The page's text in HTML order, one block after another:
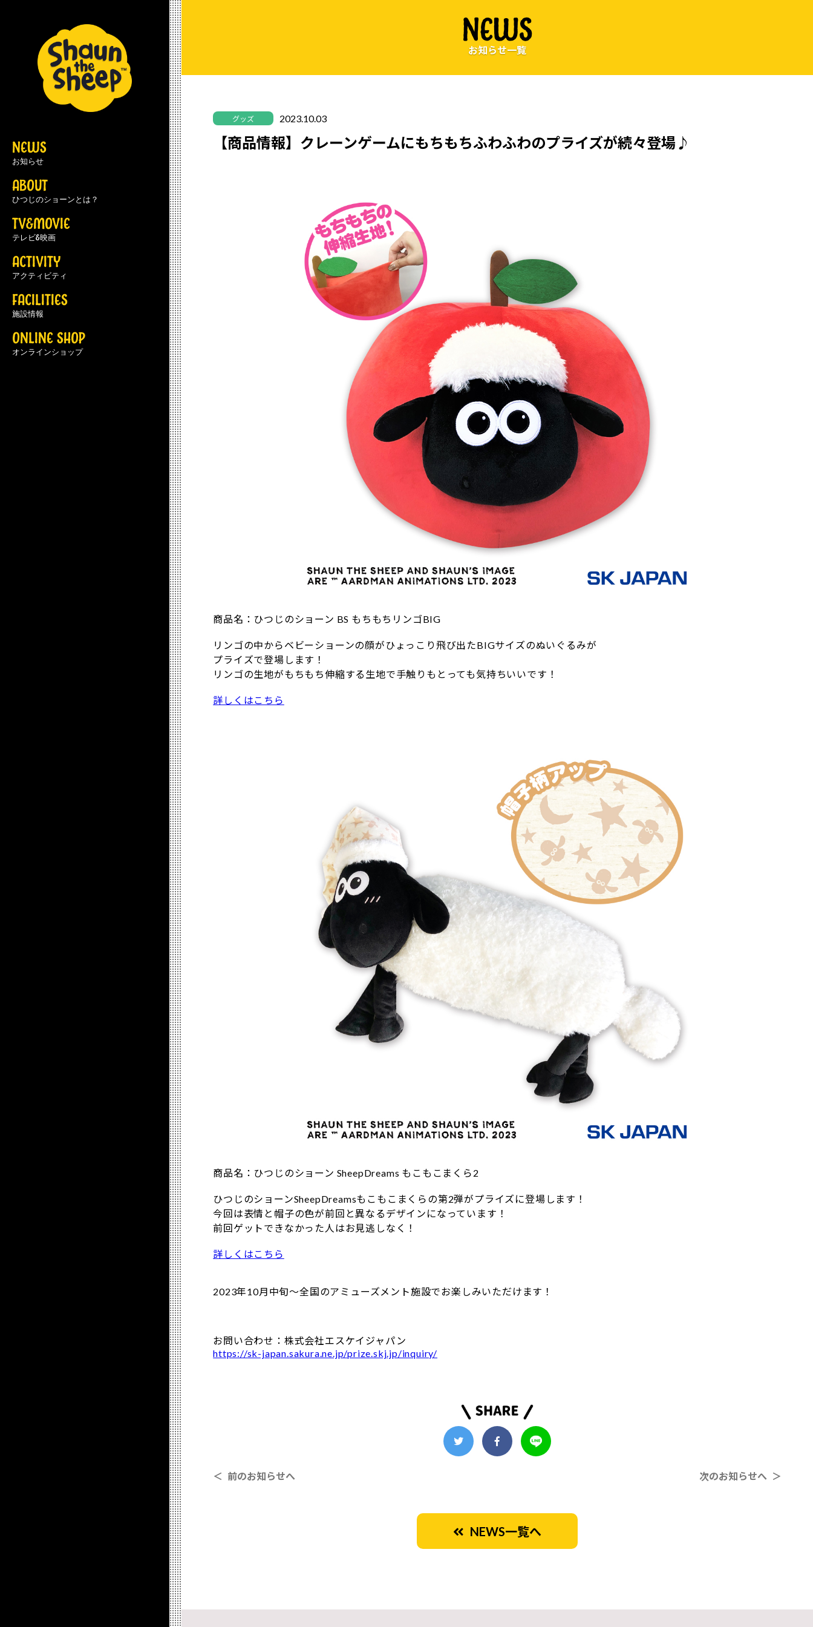
NEWS
お知らせ
ABOUT
ひつじのショーンとは？
TV&MOVIE
テレビ&映画
ACTIVITY
アクティビティ
FACILITIES
施設情報
ONLINE SHOP
オンラインショップ
NEWS
お知らせ一覧
グッズ 2023.10.03
【商品情報】クレーンゲームにもちもちふわふわのプライズが続々登場♪
商品名：ひつじのショーン BS もちもちリンゴBIG
リンゴの中からベビーショーンの顔がひょっこり飛び出たBIGサイズのぬいぐるみが
プライズで登場します！
リンゴの生地がもちもち伸縮する生地で手触りもとっても気持ちいいです！
詳しくはこちら
商品名：ひつじのショーン SheepDreams もこもこまくら2
ひつじのショーンSheepDreamsもこもこまくらの第2弾がプライズに登場します！
今回は表情と帽子の色が前回と異なるデザインになっています！
前回ゲットできなかった人はお見逃しなく！
詳しくはこちら
2023年10月中旬～全国のアミューズメント施設でお楽しみいただけます！
お問い合わせ：株式会社エスケイジャパン
https://sk-japan.sakura.ne.jp/prize.skj.jp/inquiry/
＜ 前のお知らせへ 次のお知らせへ ＞
NEWS一覧へ